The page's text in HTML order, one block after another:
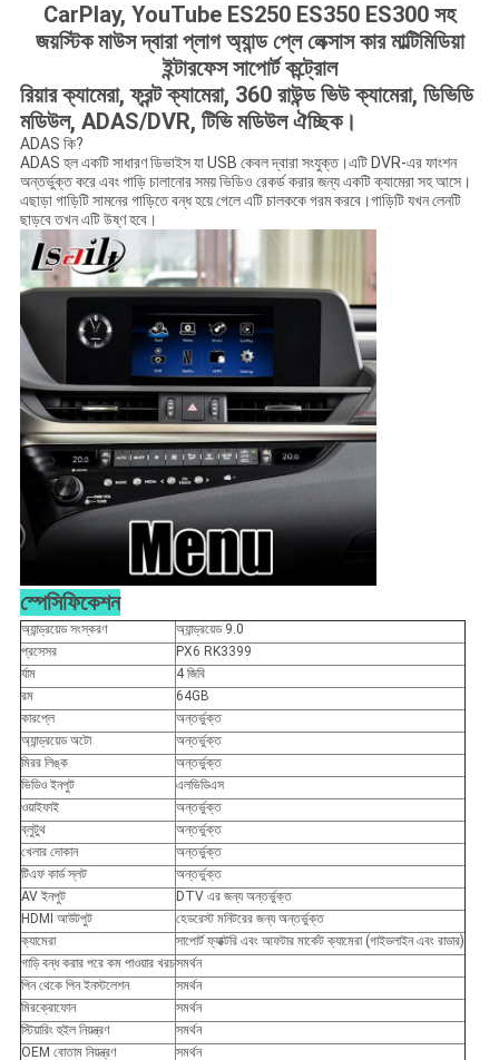
CarPlay, YouTube ES250 ES350 ES300 সহ
জয়স্টিক মাউস দ্বারা প্লাগ অ্যান্ড প্লে লেক্সাস কার মাল্টিমিডিয়া
ইন্টারফেস সাপোর্ট কন্ট্রোল
রিয়ার ক্যামেরা, ফ্রন্ট ক্যামেরা, 360 রাউন্ড ভিউ ক্যামেরা, ডিভিডি
মডিউল, ADAS/DVR, টিভি মডিউল ঐচ্ছিক।
ADAS কি?
ADAS হল একটি সাধারণ ডিভাইস যা USB কেবল দ্বারা সংযুক্ত।এটি DVR-এর ফাংশন
অন্তর্ভুক্ত করে এবং গাড়ি চালানোর সময় ভিডিও রেকর্ড করার জন্য একটি ক্যামেরা সহ আসে।
এছাড়া গাড়িটি সামনের গাড়িতে বন্ধ হয়ে গেলে এটি চালককে গরম করবে।গাড়িটি যখন লেনটি
ছাড়বে তখন এটি উষ্ণ হবে।
স্পেসিফিকেশন
অ্যান্ড্রয়েড সংস্করণ
অ্যান্ড্রয়েড 9.0
প্রসেসর
PX6 RK3399
র্যাম
4 জিবি
রম
64GB
কারপ্লে
অন্তর্ভুক্ত
অ্যান্ড্রয়েড অটো
অন্তর্ভুক্ত
মিরর লিঙ্ক
অন্তর্ভুক্ত
ভিডিও ইনপুট
এলভিডিএস
ওয়াইফাই
অন্তর্ভুক্ত
ব্লুটুথ
অন্তর্ভুক্ত
খেলার দোকান
অন্তর্ভুক্ত
টিএফ কার্ড স্লট
অন্তর্ভুক্ত
AV ইনপুট
DTV এর জন্য অন্তর্ভুক্ত
HDMI আউটপুট
হেডরেস্ট মনিটরের জন্য অন্তর্ভুক্ত
ক্যামেরা
সাপোর্ট ফ্যাক্টরি এবং আফটার মার্কেট ক্যামেরা (গাইডলাইন এবং রাডার)
গাড়ি বন্ধ করার পরে কম পাওয়ার খরচসমর্থন
পিন থেকে পিন ইনস্টলেশন
সমর্থন
মিরক্রোফোন
সমর্থন
স্টিয়ারিং হুইল নিয়ন্ত্রণ
সমর্থন
OEM বোতাম নিয়ন্ত্রণ
সমর্থন